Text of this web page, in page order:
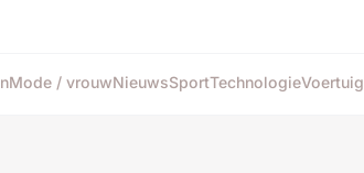
Mode / vrouwNieuwsSportTechnologieVoertuig